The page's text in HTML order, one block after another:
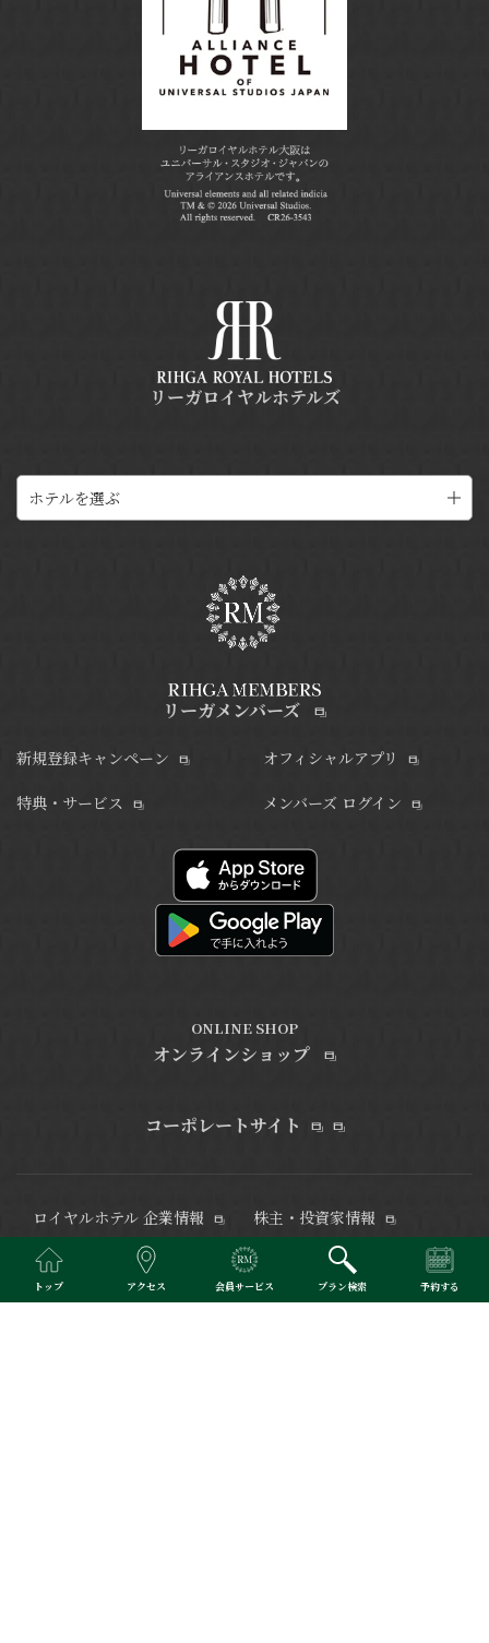
リーガロイヤルホテルズ
ホテルを選ぶ
リーガメンバーズ
新規登録キャンペーン
特典・サービス
オフィシャルアプリ
メンバーズ ログイン
ONLINE SHOP
オンラインショップ
コーポレートサイト
ロイヤルホテル 企業情報
株主・投資家情報
電子公告
サステナビリティ
健康経営
カスタマーハラスメント
トップ アクセス 会員サービス プラン検索 予約する